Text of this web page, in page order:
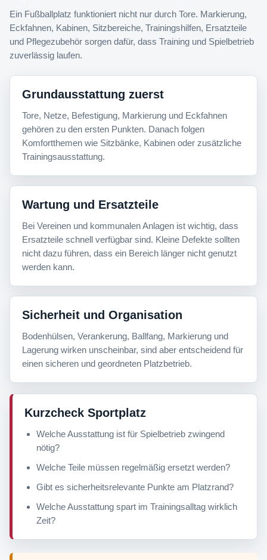
Ein Fußballplatz funktioniert nicht nur durch Tore. Markierung,
Eckfahnen, Kabinen, Sitzbereiche, Trainingshilfen, Ersatzteile
und Pflegezubehör sorgen dafür, dass Training und Spielbetrieb
zuverlässig laufen.
Grundausstattung zuerst
Tore, Netze, Befestigung, Markierung und Eckfahnen
gehören zu den ersten Punkten. Danach folgen
Komfortthemen wie Sitzbänke, Kabinen oder zusätzliche
Trainingsausstattung.
Wartung und Ersatzteile
Bei Vereinen und kommunalen Anlagen ist wichtig, dass
Ersatzteile schnell verfügbar sind. Kleine Defekte sollten
nicht dazu führen, dass ein Bereich länger nicht genutzt
werden kann.
Sicherheit und Organisation
Bodenhülsen, Verankerung, Ballfang, Markierung und
Lagerung wirken unscheinbar, sind aber entscheidend für
einen sicheren und geordneten Platzbetrieb.
Kurzcheck Sportplatz
Welche Ausstattung ist für Spielbetrieb zwingend
nötig?
Welche Teile müssen regelmäßig ersetzt werden?
Gibt es sicherheitsrelevante Punkte am Platzrand?
Welche Ausstattung spart im Trainingsalltag wirklich
Zeit?